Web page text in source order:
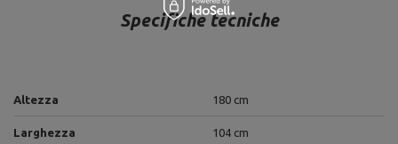
Specifiche tecniche
Altezza 180 cm
Larghezza 104 cm